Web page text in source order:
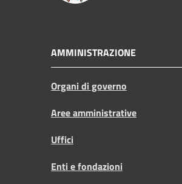
AMMINISTRAZIONE
Organi di governo
Aree amministrative
Uffici
Enti e fondazioni